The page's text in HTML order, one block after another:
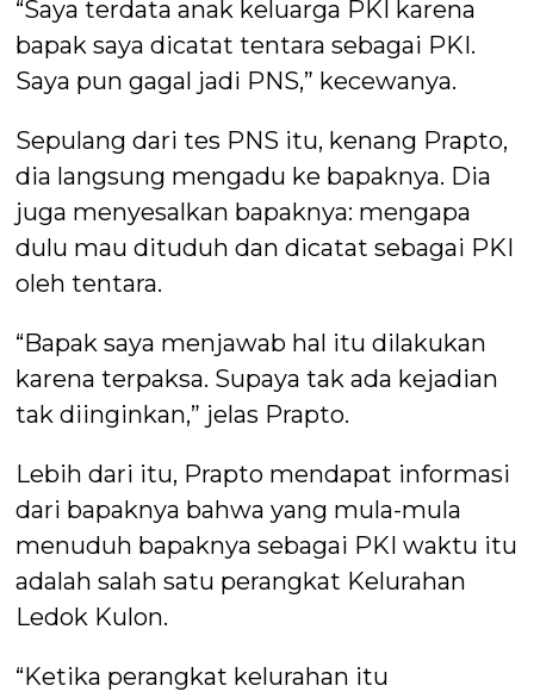
“Saya terdata anak keluarga PKI karena
bapak saya dicatat tentara sebagai PKI.
Saya pun gagal jadi PNS,” kecewanya.
Sepulang dari tes PNS itu, kenang Prapto,
dia langsung mengadu ke bapaknya. Dia
juga menyesalkan bapaknya: mengapa
dulu mau dituduh dan dicatat sebagai PKI
oleh tentara.
“Bapak saya menjawab hal itu dilakukan
karena terpaksa. Supaya tak ada kejadian
tak diinginkan,” jelas Prapto.
Lebih dari itu, Prapto mendapat informasi
dari bapaknya bahwa yang mula-mula
menuduh bapaknya sebagai PKI waktu itu
adalah salah satu perangkat Kelurahan
Ledok Kulon.
“Ketika perangkat kelurahan itu